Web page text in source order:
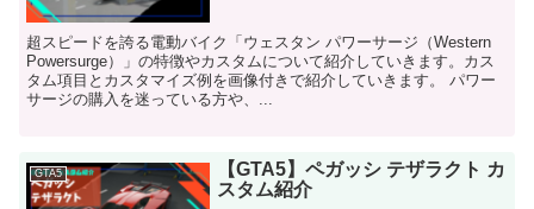
超スピードを誇る電動バイク「ウェスタン パワーサージ（Western
Powersurge）」の特徴やカスタムについて紹介していきます。カス
タム項目とカスタマイズ例を画像付きで紹介していきます。 パワー
サージの購入を迷っている方や、...
GTA5
【GTA5】ペガッシ テザラクト カ
スタム紹介